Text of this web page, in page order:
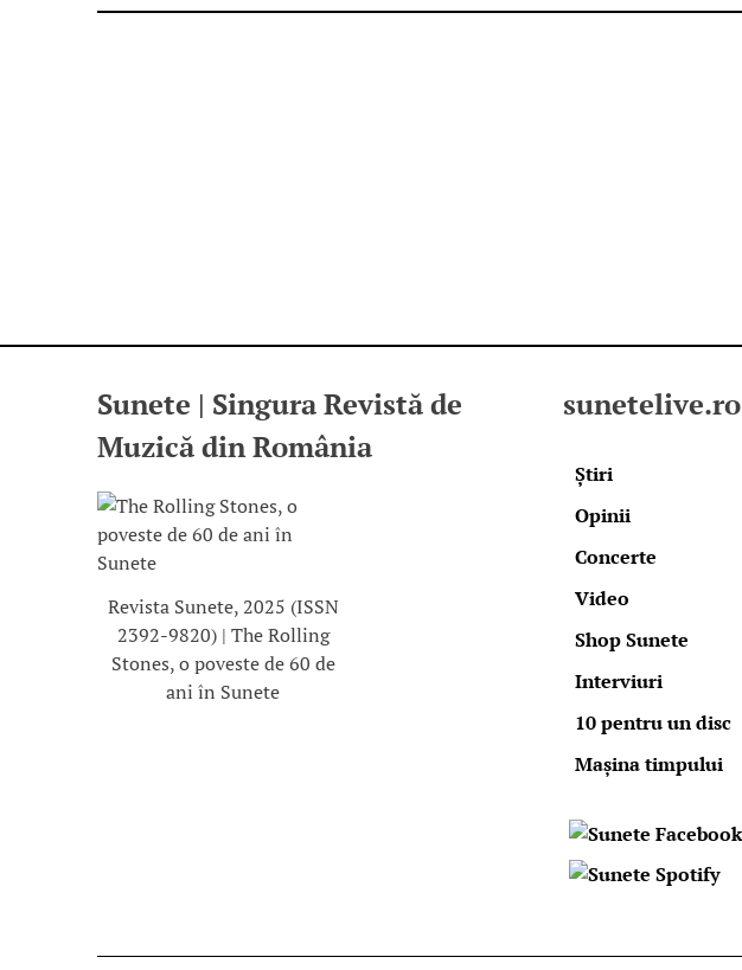
Sunete | Singura Revistă de
Muzică din România
Revista Sunete, 2025 (ISSN
2392-9820) | The Rolling
Stones, o poveste de 60 de
ani în Sunete
sunetelive.ro
Știri
Opinii
Concerte
Video
Shop Sunete
Interviuri
10 pentru un disc
Mașina timpului